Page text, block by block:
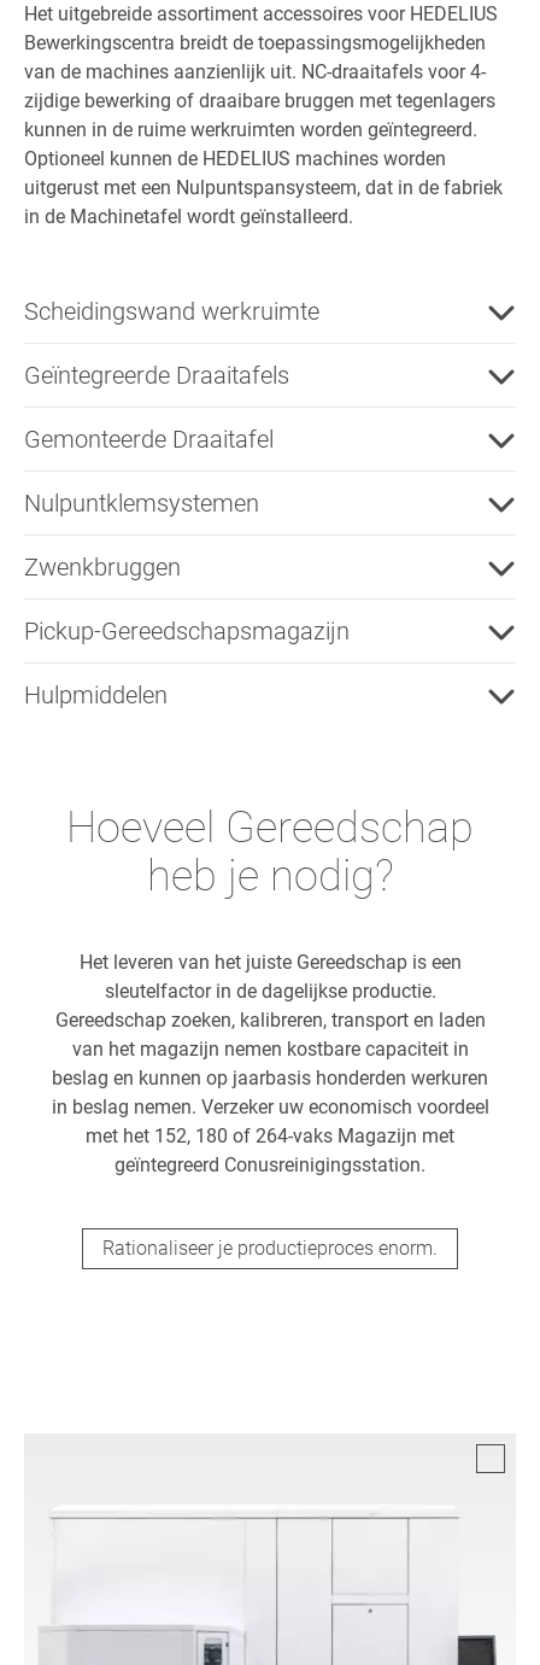
Het uitgebreide assortiment accessoires voor HEDELIUS
Bewerkingscentra breidt de toepassingsmogelijkheden
van de machines aanzienlijk uit. NC-draaitafels voor 4-
zijdige bewerking of draaibare bruggen met tegenlagers
kunnen in de ruime werkruimten worden geïntegreerd.
Optioneel kunnen de HEDELIUS machines worden
uitgerust met een Nulpuntspansysteem, dat in de fabriek
in de Machinetafel wordt geïnstalleerd.
Scheidingswand werkruimte
Geïntegreerde Draaitafels
Gemonteerde Draaitafel
Nulpuntklemsystemen
Zwenkbruggen
Pickup-Gereedschapsmagazijn
Hulpmiddelen
Hoeveel Gereedschap
heb je nodig?
Het leveren van het juiste Gereedschap is een
sleutelfactor in de dagelijkse productie.
Gereedschap zoeken, kalibreren, transport en laden
van het magazijn nemen kostbare capaciteit in
beslag en kunnen op jaarbasis honderden werkuren
in beslag nemen. Verzeker uw economisch voordeel
met het 152, 180 of 264-vaks Magazijn met
geïntegreerd Conusreinigingsstation.
Rationaliseer je productieproces enorm.